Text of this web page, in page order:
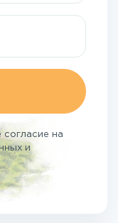
согласие на
и